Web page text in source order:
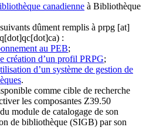
canadienne à Bibliothèque
dûment remplis à prpg [at]
:
au PEB;
création d’un profil PRPG;
d’un système de gestion de
.
comme cible de recherche
les composantes Z39.50
module de catalogage de son
de bibliothèque (SIGB) par son